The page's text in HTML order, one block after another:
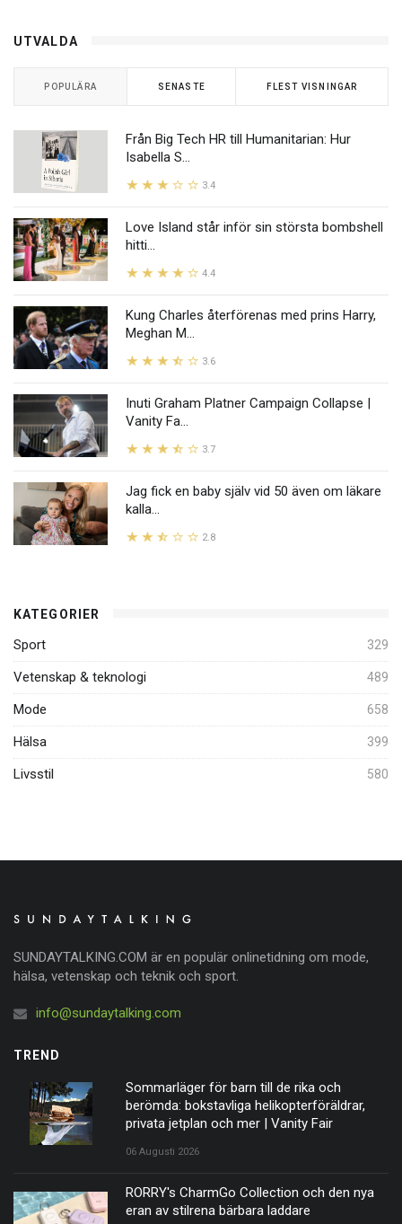
UTVALDA
POPULÄRA SENASTE FLEST VISNINGAR
Från Big Tech HR till Humanitarian: Hur
Isabella S...
3.4
Love Island står inför sin största bombshell
hitti...
4.4
Kung Charles återförenas med prins Harry,
Meghan M...
3.6
Inuti Graham Platner Campaign Collapse |
Vanity Fa...
3.7
Jag fick en baby själv vid 50 även om läkare
kalla...
2.8
KATEGORIER
Sport 329
Vetenskap & teknologi 489
Mode 658
Hälsa 399
Livsstil 580
SUNDAYTALKING.COM är en populär onlinetidning om mode,
hälsa, vetenskap och teknik och sport.
info@sundaytalking.com
TREND
Sommarläger för barn till de rika och
berömda: bokstavliga helikopterföräldrar,
privata jetplan och mer | Vanity Fair
06 Augusti 2026
RORRY's CharmGo Collection och den nya
eran av stilrena bärbara laddare